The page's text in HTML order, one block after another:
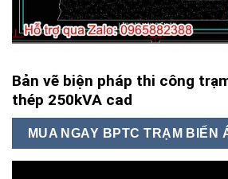
Bản vẽ biện pháp thi công
thép 250kVA cad
MUA NGAY BPTC TRẠM BIẾN